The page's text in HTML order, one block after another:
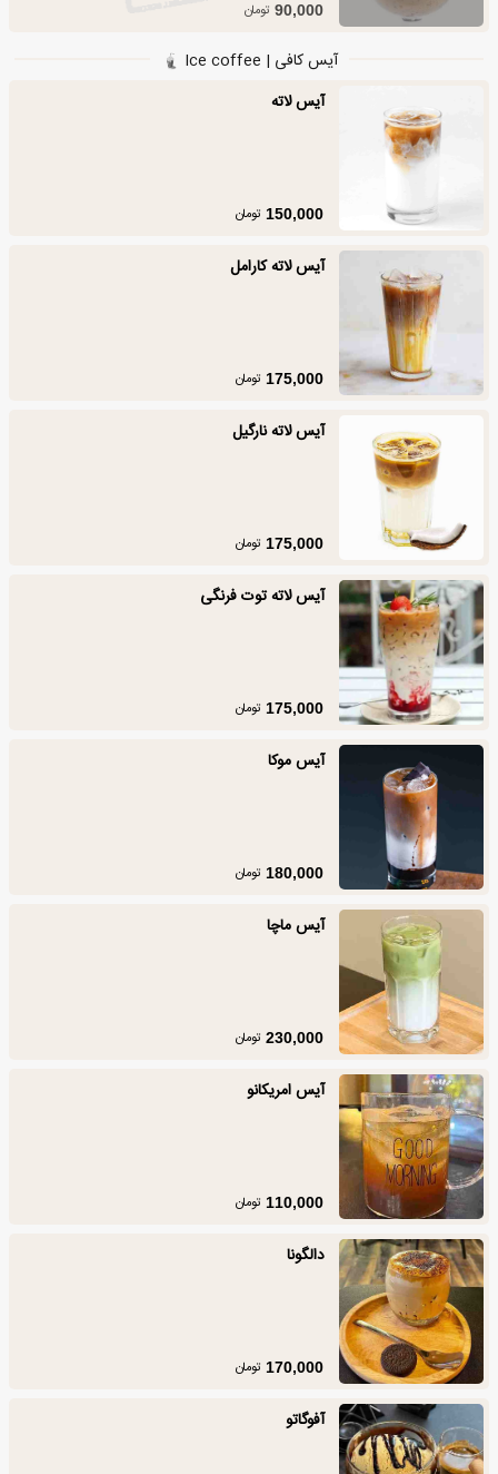
90,000 تومان
آیس کافی | Ice coffee
آیس لاته
150,000 تومان
آیس لاته کارامل
175,000 تومان
آیس لاته نارگیل
175,000 تومان
آیس لاته توت فرنگی
175,000 تومان
آیس موکا
180,000 تومان
آیس ماچا
230,000 تومان
آیس امریکانو
110,000 تومان
دالگونا
170,000 تومان
آفوگاتو